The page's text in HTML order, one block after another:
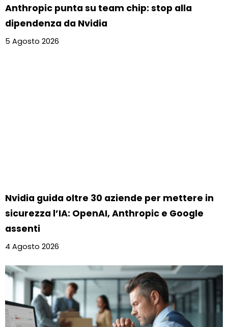
Anthropic punta su team chip: stop alla
dipendenza da Nvidia
5 Agosto 2026
Nvidia guida oltre 30 aziende per mettere in
sicurezza l’IA: OpenAI, Anthropic e Google
assenti
4 Agosto 2026